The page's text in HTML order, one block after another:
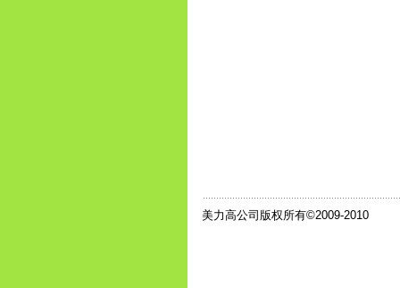
美力高公司版权所有©2009-2010